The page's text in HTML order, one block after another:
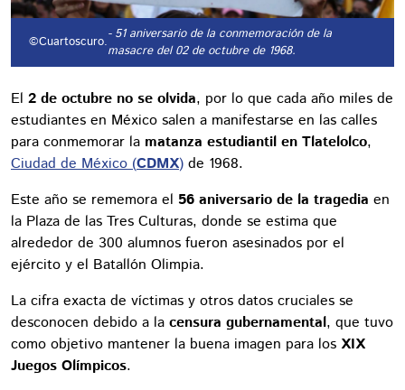
©Cuartoscuro.- 51 aniversario de la conmemoración de la
masacre del 02 de octubre de 1968.
El 2 de octubre no se olvida, por lo que cada año miles de
estudiantes en México salen a manifestarse en las calles
para conmemorar la matanza estudiantil en Tlatelolco,
Ciudad de México (CDMX) de 1968.
Este año se rememora el 56 aniversario de la tragedia en
la Plaza de las Tres Culturas, donde se estima que
alrededor de 300 alumnos fueron asesinados por el
ejército y el Batallón Olimpia.
La cifra exacta de víctimas y otros datos cruciales se
desconocen debido a la censura gubernamental, que tuvo
como objetivo mantener la buena imagen para los XIX
Juegos Olímpicos.